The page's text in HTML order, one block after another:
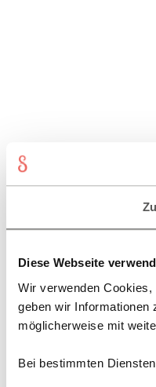
Diese Webseite
Wir verwenden
geben wir Informationen
möglicherweise mit
Bei bestimmten